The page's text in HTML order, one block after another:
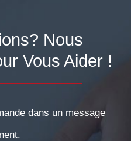
Nous
Vous Aider !
dans un message